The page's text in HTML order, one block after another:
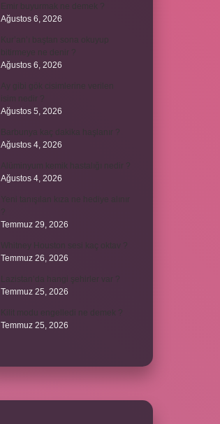
Emir buyurmak ne demek ?
Ağustos 6, 2026
Kur’an’ı baştan sona okuyup
bitirmeye ne denir ?
Ağustos 6, 2026
Ay gibi gök cisimlerine verilen
Ağustos 5, 2026
Barbunya kaç dakika haşlanır ?
Ağustos 4, 2026
Alüminyum kemik hastalığı nedir ?
Ağustos 4, 2026
Temmuz 29, 2026
Temmuz 26, 2026
Temmuz 25, 2026
Temmuz 25, 2026